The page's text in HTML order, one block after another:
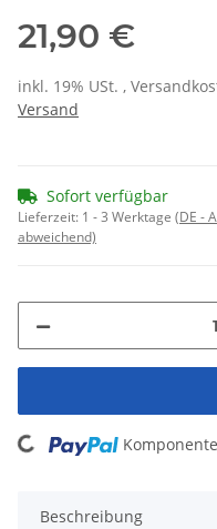
21,90 €
inkl. 19% USt. ,
Versand
Sofort verfügbar
Lieferzeit: 1 - 3 Werktage (DE -
abweichend)
Loading...
Beschreibung